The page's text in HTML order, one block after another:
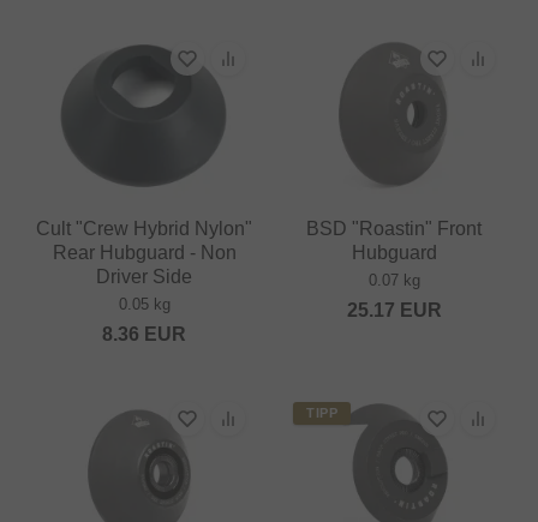
Cult "Crew Hybrid Nylon"
Rear Hubguard - Non
Driver Side
0.05 kg
8.36 EUR
BSD "Roastin" Front
Hubguard
0.07 kg
25.17 EUR
TIPP